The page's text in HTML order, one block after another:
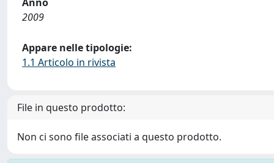
2009
Appare nelle tipologie:
1.1 Articolo in rivista
File in questo prodotto:
Non ci sono file associati a questo prodotto.